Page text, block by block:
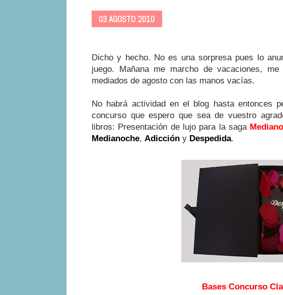
03 AGOSTO 2010
Dicho y hecho. No es una sorpresa pues lo
juego. Mañana me marcho de vacaciones,
mediados de agosto con las manos vacías.
No habrá actividad en el blog hasta entonces
concurso que espero que sea de vuestro
libros: Presentación de lujo para la saga
Medianoche, Adicción y Despedida.
Bases Concurso